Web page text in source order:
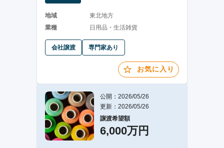
地域
東北地方
業種
日用品・生活雑貨
会社譲渡 専門家あり
お気に入り
公開：2026/05/26
更新：2026/05/26
譲渡希望額
6,000万円